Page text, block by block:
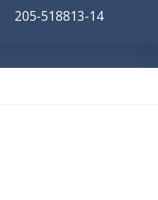
205-518813-14